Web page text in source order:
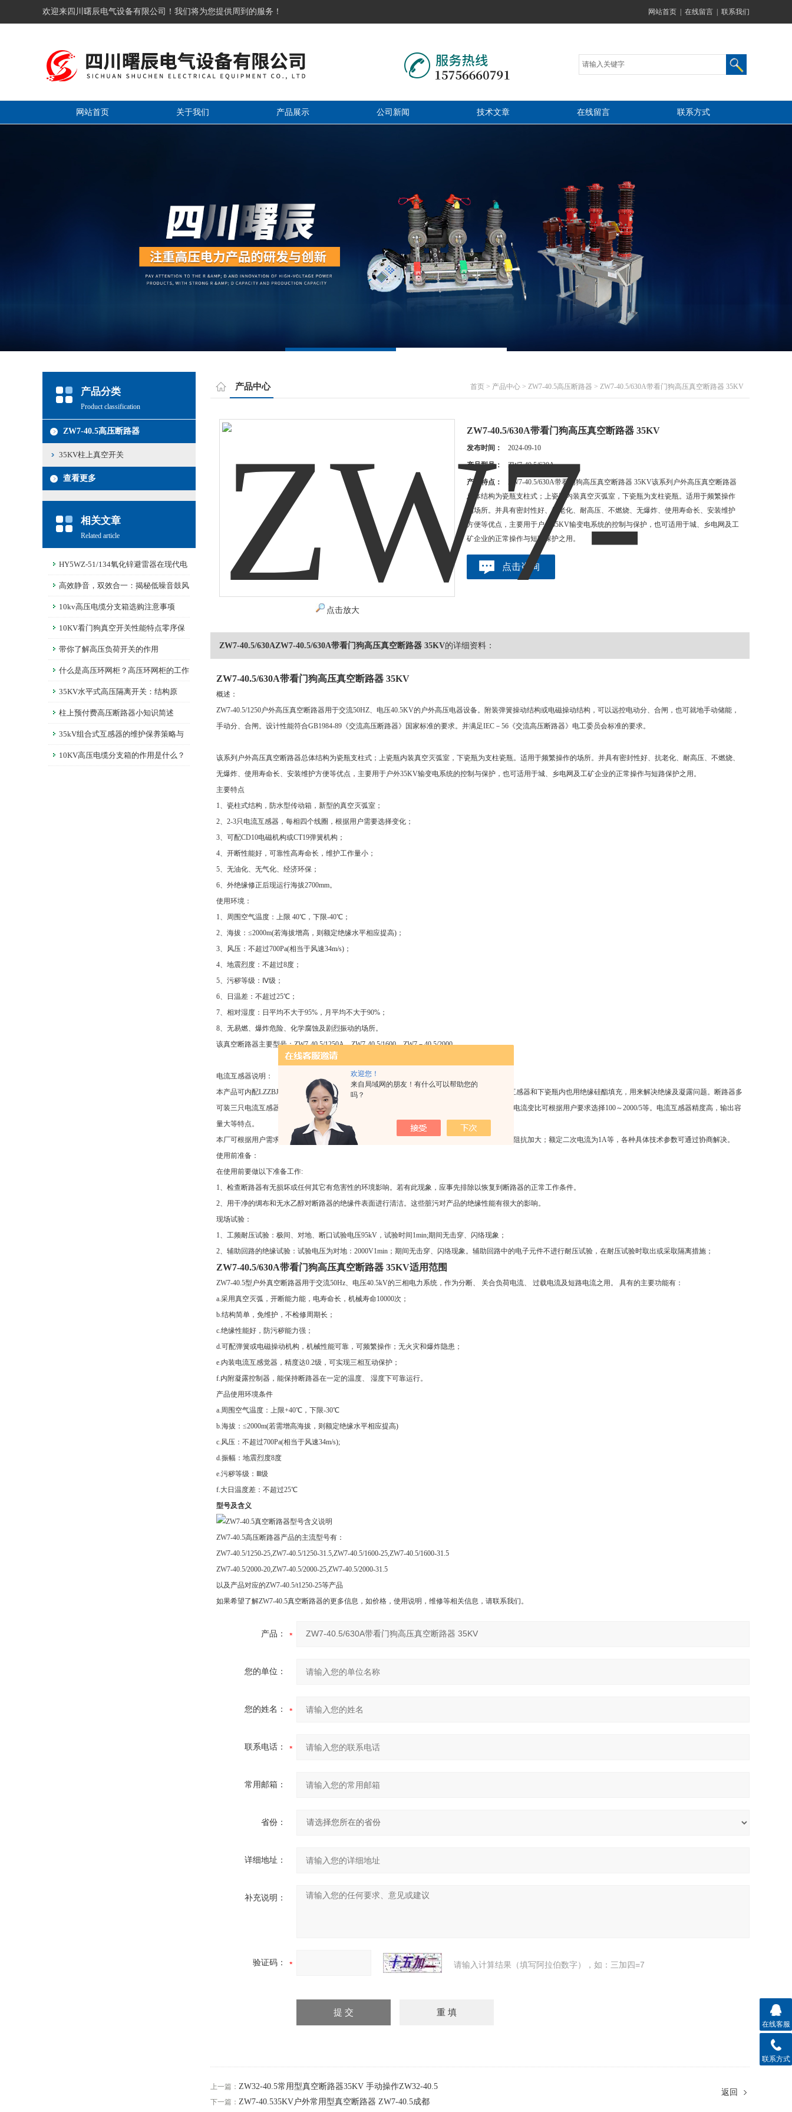
欢迎您！
来自局域网的朋友！有什么可以帮助您的
吗？
欢迎来四川曙辰电气设备有限公司！我们将为您提供周到的服务！ 网站首页 在线留言 联系我们
网站首页 关于我们 产品展示 公司新闻 技术文章 在线留言 联系方式
产品分类
Product classification
ZW7-40.5高压断路器
35KV柱上真空开关
查看更多
相关文章
Related article
HY5WZ-51/134氧化锌避雷器在现代电
网中的关键角色：防雷击、过电压保护技
术探讨
高效静音，双效合一：揭秘低噪音鼓风
机如何平衡性能与宁静
10kv高压电缆分支箱选购注意事项
10KV看门狗真空开关性能特点零序保
护过流保护与远程控制功能详解
带你了解高压负荷开关的作用
什么是高压环网柜？高压环网柜的工作
原理35KV水平式高压隔离开关：结构原
理、选型要点一次讲清楚！
柱上预付费高压断路器小知识简述
35kV组合式互感器的维护保养策略与
常见故障排除
10KV高压电缆分支箱的作用是什么？
产品中心 首页 > 产品中心 > ZW7-40.5高压断路器 > ZW7-40.5/630A带看门狗高压真空断路器 35KV
点击放大
ZW7-40.5/630A带看门狗高压真空断路器 35KV
发布时间： 2024-09-10
产品型号： ZW7-40.5/630A
产品特点：
ZW7-40.5/630A带看门狗高压真空断路器 35KV该系列户外高压真空断路器
总体结构为瓷瓶支柱式；上瓷瓶内装真空灭弧室，下瓷瓶为支柱瓷瓶。适用于频繁操作
的场所。并具有密封性好、抗老化、耐高压、不燃烧、无爆炸、使用寿命长、安装维护
方便等优点，主要用于户外35KV输变电系统的控制与保护，也可适用于城、乡电网及工
矿企业的正常操作与短路保护之用。
点击咨询
ZW7-40.5/630AZW7-40.5/630A带看门狗高压真空断路器 35KV的详细资料：
ZW7-40.5/630A带看门狗高压真空断路器 35KV
概述：
ZW7-40.5/1250户外高压真空断路器用于交流50HZ、电压40.5KV的户外高压电器设备。附装弹簧操动结构或电磁操动结构，可以远控电动分、合闸，也可就地手动储能，
手动分、合闸。设计性能符合GB1984-89《交流高压断路器》国家标准的要求。并满足IEC－56《交流高压断路器》电工委员会标准的要求。
该系列户外高压真空断路器总体结构为瓷瓶支柱式；上瓷瓶内装真空灭弧室，下瓷瓶为支柱瓷瓶。适用于频繁操作的场所。并具有密封性好、抗老化、耐高压、不燃烧、
无爆炸、使用寿命长、安装维护方便等优点，主要用于户外35KV输变电系统的控制与保护，也可适用于城、乡电网及工矿企业的正常操作与短路保护之用。
主要特点
1、瓷柱式结构，防水型传动箱，新型的真空灭弧室；
2、2-3只电流互感器，每相四个线圈，根据用户需要选择变化；
3、可配CD10电磁机构或CT19弹簧机构；
4、开断性能好，可靠性高寿命长，维护工作量小；
5、无油化、无气化、经济环保；
6、外绝缘修正后现运行海拔2700mm。
使用环境：
1、周围空气温度：上限 40℃，下限-40℃；
2、海拔：≤2000m(若海拔增高，则额定绝缘水平相应提高)；
3、风压：不超过700Pa(相当于风速34m/s)；
4、地震烈度：不超过8度；
5、污秽等级：Ⅳ级；
6、日温差：不超过25℃；
7、相对湿度：日平均不大于95%，月平均不大于90%；
8、无易燃、爆炸危险、化学腐蚀及剧烈振动的场所。
该真空断路器主要型号：ZW7-40.5/1250A、ZW7-40.5/1600、ZW7－40.5/2000
电流互感器说明：
本产品可内配LZZBJ4-40.5型电流互感器，电流互感器为穿心浇注式，安装在下瓷瓶内，在电流互感器和下瓷瓶内也用绝缘硅酯填充，用来解决绝缘及凝露问题。断路器多
可装三只电流互感器，每只电流互感器多可包括四个线圈，其中两个用于测量，两个用于保护。电流变比可根据用户要求选择100～2000/5等。电流互感器精度高，输出容
量大等特点。
本厂可根据用户需求，设计制造特殊CT，如准确级为10P20、5P20级或0.2S级、0.1级；额定负载阻抗加大；额定二次电流为1A等，各种具体技术参数可通过协商解决。
使用前准备：
在使用前要做以下准备工作:
1、检查断路器有无损坏或任何其它有危害性的环境影响。若有此现象，应事先排除以恢复到断路器的正常工作条件。
2、用干净的绸布和无水乙醇对断路器的绝缘件表面进行清洁。这些脏污对产品的绝缘性能有很大的影响。
现场试验：
1、工频耐压试验：极间、对地、断口试验电压95kV，试验时间1min;期间无击穿、闪络现象；
2、辅助回路的绝缘试验：试验电压为对地：2000V1min；期间无击穿、闪络现象。辅助回路中的电子元件不进行耐压试验，在耐压试验时取出或采取隔离措施；
ZW7-40.5/630A带看门狗高压真空断路器 35KV​适用范围
ZW7-40.5型户外真空断路器用于交流50Hz、电压40.5kV的三相电力系统，作为分断、 关合负荷电流、 过载电流及短路电流之用。 具有的主要功能有：
a.采用真空灭弧，开断能力能，电寿命长，机械寿命10000次；
b.结构简单，免维护，不检修周期长；
c.绝缘性能好，防污秽能力强；
d.可配弹簧或电磁操动机构，机械性能可靠，可频繁操作；无火灾和爆炸隐患；
e.内装电流互感觉器，精度达0.2级，可实现三相互动保护；
f.内附凝露控制器，能保持断路器在一定的温度、 湿度下可靠运行。
产品使用环境条件
a.周围空气温度：上限+40℃，下限-30℃
b.海拔：≤2000m(若需增高海拔，则额定绝缘水平相应提高)
c.风压：不超过700Pa(相当于风速34m/s);
d.振幅：地震烈度8度
e.污秽等级：Ⅲ级
f.大日温度差：不超过25℃
型号及含义
ZW7-40.5高压断路器产品的主流型号有：
ZW7-40.5/1250-25,ZW7-40.5/1250-31.5,ZW7-40.5/1600-25,ZW7-40.5/1600-31.5
ZW7-40.5/2000-20,ZW7-40.5/2000-25,ZW7-40.5/2000-31.5
以及产品对应的ZW7-40.5/t1250-25等产品
如果希望了解ZW7-40.5真空断路器的更多信息，如价格，使用说明，维修等相关信息，请联系我们。
产品：
您的单位：
您的姓名：
联系电话：
常用邮箱：
省份：
详细地址：
补充说明：
验证码： 请输入计算结果（填写阿拉伯数字），如：三加四=7
上一篇： ZW32-40.5常用型真空断路器35KV 手动操作ZW32-40.5
下一篇： ZW7-40.535KV户外常用型真空断路器 ZW7-40.5成都
返回
在线客服
联系方式